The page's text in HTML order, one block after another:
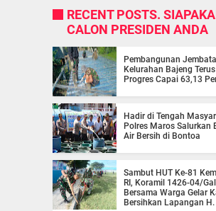
RECENT POSTS.
CALON PRESIDEN ANDA
Pembangunan
Kelurahan Bajeng
Progres Capai 63,13
Hadir di Tengah
Polres Maros Salurkan
Air Bersih di Bontoa
Sambut HUT Ke-81
RI, Koramil 1426-04/
Bersama Warga Gelar
Bersihkan Lapangan